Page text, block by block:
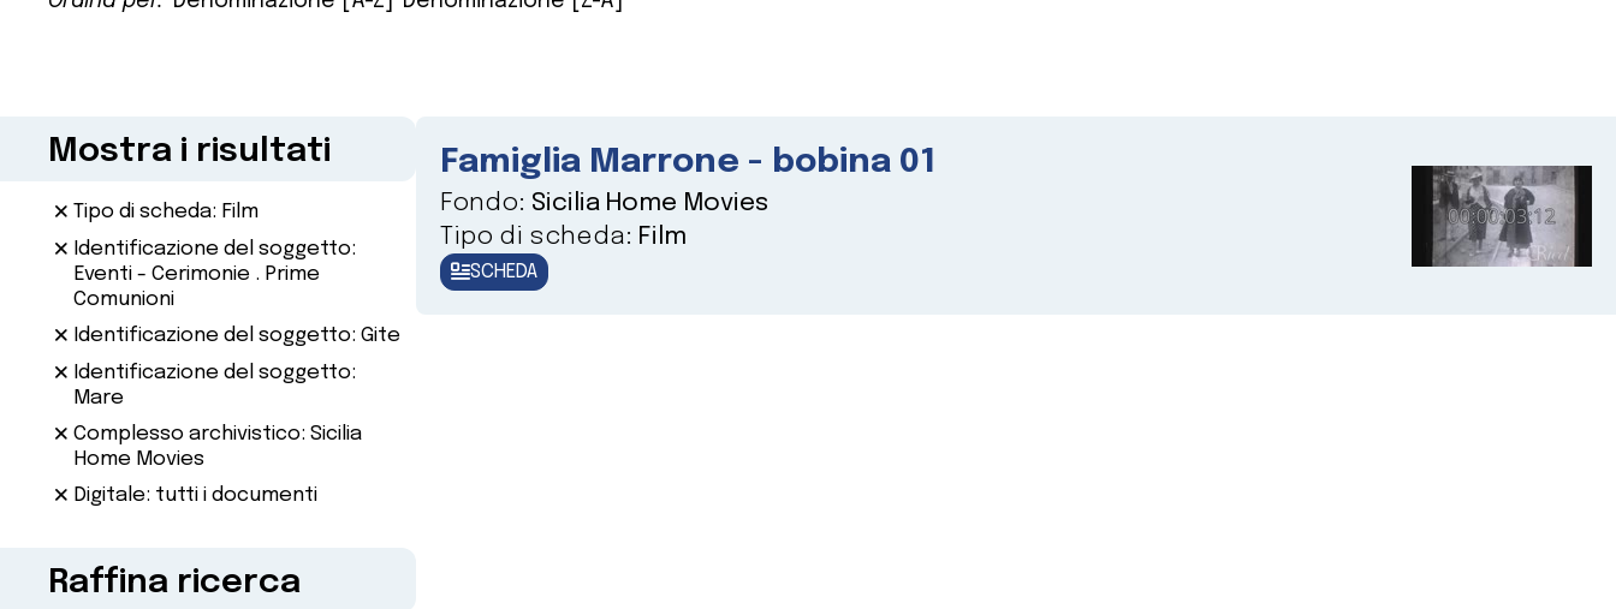
Mostra i risultati
Tipo di scheda: Film
Identificazione del soggetto:
Eventi - Cerimonie . Prime
Comunioni
Identificazione del soggetto: Gite
Identificazione del soggetto:
Mare
Complesso archivistico: Sicilia
Home Movies
Digitale: tutti i documenti
Raffina ricerca
Famiglia Marrone - bobina 01
Fondo: Sicilia Home Movies
Tipo di scheda: Film
SCHEDA